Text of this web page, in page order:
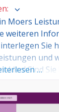
:
Moers
weiteren
Sie
und
Sind Sie
…